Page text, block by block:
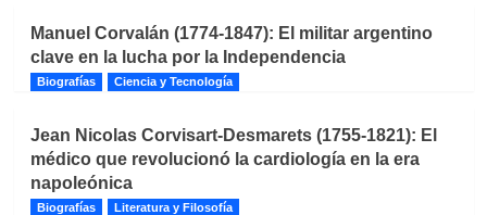
Manuel Corvalán (1774-1847): El militar argentino
clave en la lucha por la Independencia
Biografías Ciencia y Tecnología
Jean Nicolas Corvisart-Desmarets (1755-1821): El
médico que revolucionó la cardiología en la era
napoleónica
Biografías Literatura y Filosofía